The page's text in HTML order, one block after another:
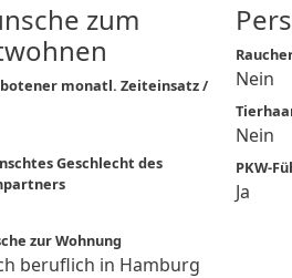
zum
monatl. Zeiteinsatz /
Geschlecht des
zur Wohnung
beruflich in Hamburg
Nein
Nein
PKW-
Ja